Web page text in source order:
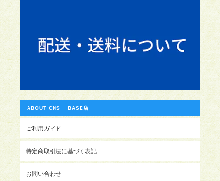
ABOUT CNS BASE店
ご利用ガイド
特定商取引法に基づく表記
お問い合わせ